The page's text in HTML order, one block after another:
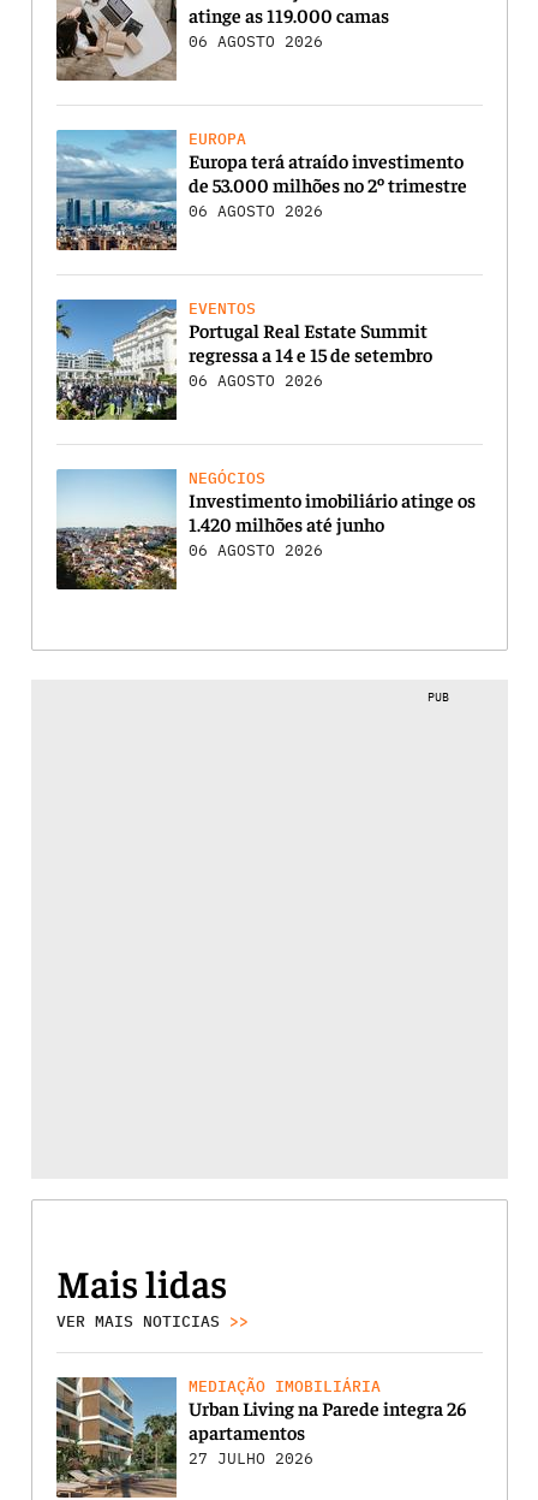
atinge as 119.000 camas
06 AGOSTO 2026
EUROPA
Europa terá atraído investimento
de 53.000 milhões no 2º trimestre
06 AGOSTO 2026
EVENTOS
Portugal Real Estate Summit
regressa a 14 e 15 de setembro
06 AGOSTO 2026
NEGÓCIOS
Investimento imobiliário atinge os
1.420 milhões até junho
06 AGOSTO 2026
PUB
Mais lidas
VER MAIS NOTICIAS >>
MEDIAÇÃO IMOBILIÁRIA
Urban Living na Parede integra 26
apartamentos
27 JULHO 2026